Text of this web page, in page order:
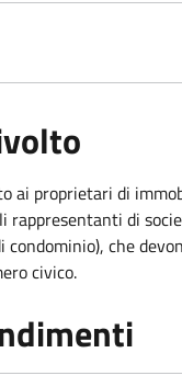
ai proprietari di
rappresentanti di
che
civico.